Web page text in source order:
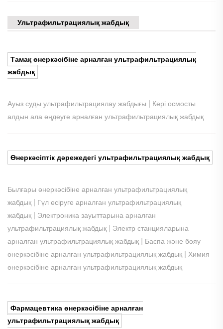
Ультрафильтрациялық жабдық
Тамақ өнеркәсібіне арналған ультрафильтрациялық
жабдық
Ауыз суды ультрафильтрациялау жабдығы
Кері осмосты
алдын ала өңдеуге арналған ультрафильтрациялық жабдық
Өнеркәсіптік дәрежедегі ультрафильтрациялық жабдық
Былғары өнеркәсібіне арналған ультрафильтрациялық
жабдық
Гүл өсіруге арналған ультрафильтрациялық
жабдық
Электроника зауыттарына арналған
ультрафильтрациялық жабдық
Электр станцияларына
арналған ультрафильтрациялық жабдық
Баспа және бояу
өнеркәсібіне арналған ультрафильтрациялық жабдық
Химия
өнеркәсібіне арналған ультрафильтрациялық жабдық
Фармацевтика өнеркәсібіне арналған
ультрафильтрациялық жабдық